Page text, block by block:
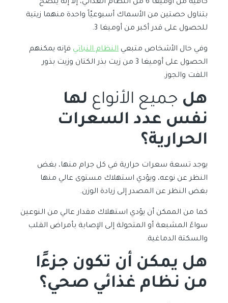
كافية من أوميغا 6 من النظام الغذائي، إلا إنه ينصح
بتناول حصتين من الأسماك أسبوعيّاً واحدة منهما زيتية
للحصول على قدر أكبر من أوميغا 3.
وفي حال الأشخاص متبعي النظام النباتي فإنه يمكنهم
الحصول على أوميغا 3 من زيت بذر الكتان وزيت بذور
اللفت والجوز.
هل جميع الأنواع لها
نفس عدد السعرات
الحرارية؟
يوجد تسعة سعرات حرارية في كل جرام منها، بغض
النظر عن نوعه، ويؤدي استهلاك مستوى عالي منها
بغض النظر عن المصدر إلى زيادة الوزن.
كما من الممكن أن يؤدي استهلاك مقدار عالي من النوعين
سواءً المشبعة أو المتحولة إلى الإصابة بأمراض القلب
والسكتة الدماغية.
هل يمكن أن تكون جزءًا
من نظام غذائي صحي؟